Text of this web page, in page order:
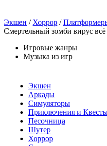
Экшен / Хоррор /
Смертельный зомби вирус
Игровые жанры
Музыка из игр
Экшен
Аркады
Симуляторы
Приключения и
Песочница
Шутер
Хоррор